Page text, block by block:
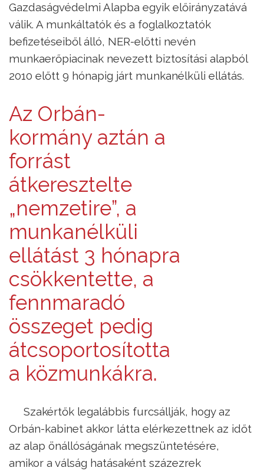
Gazdaságvédelmi Alapba egyik előirányzatává
válik. A munkáltatók és a foglalkoztatók
befizetéseiből álló, NER-előtti nevén
munkaerőpiacinak nevezett biztosítási alapból
2010 előtt 9 hónapig járt munkanélküli ellátás.
Az Orbán-
kormány aztán a
forrást
átkeresztelte
„nemzetire”, a
munkanélküli
ellátást 3 hónapra
csökkentette, a
fennmaradó
összeget pedig
átcsoportosította
a közmunkákra.
Szakértők legalábbis furcsállják, hogy az
Orbán-kabinet akkor látta elérkezettnek az időt
az alap önállóságának megszüntetésére,
amikor a válság hatásaként százezrek